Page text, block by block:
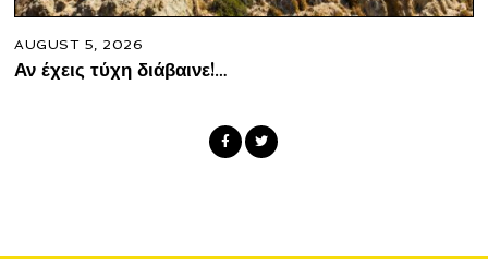
AUGUST 5, 2026
Αν έχεις τύχη διάβαινε!…